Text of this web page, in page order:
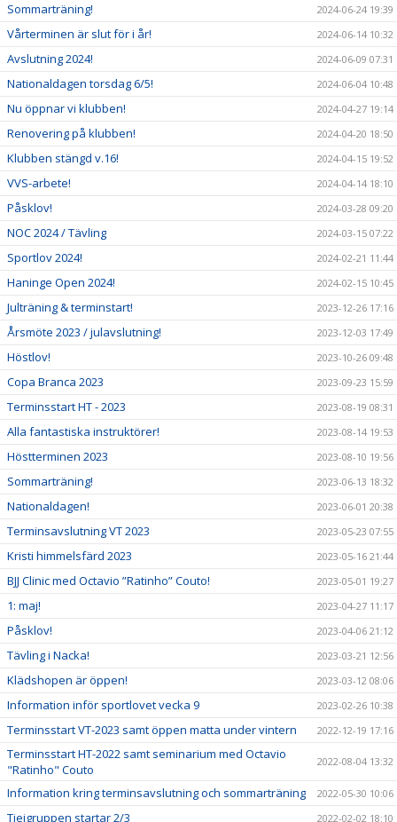
Sommarträning! 2024-06-24 19:39
Vårterminen är slut för i år! 2024-06-14 10:32
Avslutning 2024! 2024-06-09 07:31
Nationaldagen torsdag 6/5! 2024-06-04 10:48
Nu öppnar vi klubben! 2024-04-27 19:14
Renovering på klubben! 2024-04-20 18:50
Klubben stängd v.16! 2024-04-15 19:52
VVS-arbete! 2024-04-14 18:10
Påsklov! 2024-03-28 09:20
NOC 2024 / Tävling 2024-03-15 07:22
Sportlov 2024! 2024-02-21 11:44
Haninge Open 2024! 2024-02-15 10:45
Julträning & terminstart! 2023-12-26 17:16
Årsmöte 2023 / julavslutning! 2023-12-03 17:49
Höstlov! 2023-10-26 09:48
Copa Branca 2023 2023-09-23 15:59
Terminsstart HT - 2023 2023-08-19 08:31
Alla fantastiska instruktörer! 2023-08-14 19:53
Höstterminen 2023 2023-08-10 19:56
Sommarträning! 2023-06-13 18:32
Nationaldagen! 2023-06-01 20:38
Terminsavslutning VT 2023 2023-05-23 07:55
Kristi himmelsfärd 2023 2023-05-16 21:44
BJJ Clinic med Octavio ”Ratinho” Couto! 2023-05-01 19:27
1: maj! 2023-04-27 11:17
Påsklov! 2023-04-06 21:12
Tävling i Nacka! 2023-03-21 12:56
Klädshopen är öppen! 2023-03-12 08:06
Information inför sportlovet vecka 9 2023-02-26 10:38
Terminsstart VT-2023 samt öppen matta under vintern 2022-12-19 17:16
Terminsstart HT-2022 samt seminarium med Octavio
"Ratinho" Couto
2022-08-04 13:32
Information kring terminsavslutning och sommarträning 2022-05-30 10:06
Tjejgruppen startar 2/3 2022-02-02 18:10